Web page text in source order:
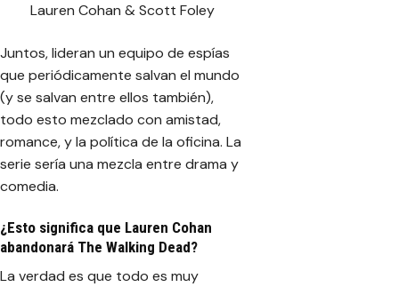
Lauren Cohan & Scott Foley
Juntos, lideran un equipo de espías
que periódicamente salvan el mundo
(y se salvan entre ellos también),
todo esto mezclado con amistad,
romance, y la política de la oficina. La
serie sería una mezcla entre drama y
comedia.
¿Esto significa que Lauren Cohan
abandonará The Walking Dead?
La verdad es que todo es muy